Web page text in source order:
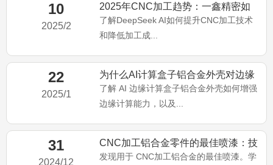
10
2025/2
2025年CNC加工趋势：一鑫精密如
何应用deepseek
了解DeepSeek AI如何提升CNC加工技术
和降低加工成...
22
2025/1
为什么AI计算盒子铝合金外壳对边缘
计算至关重要：CNC加工
了解 AI 边缘计算盒子铝合金外壳如何增强
边缘计算能力，以及...
31
2024/12
CNC加工铝合金零件的最佳喷漆：技
术、问题和解决方案
发现用于 CNC加工铝合金的最佳喷漆。学